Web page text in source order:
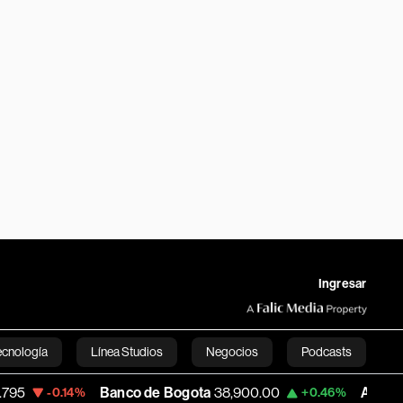
Ingresar
Línea Studios Negocios Podcasts
English
Banco de Bogota 38,900.00 +0.46% Apple 313.305